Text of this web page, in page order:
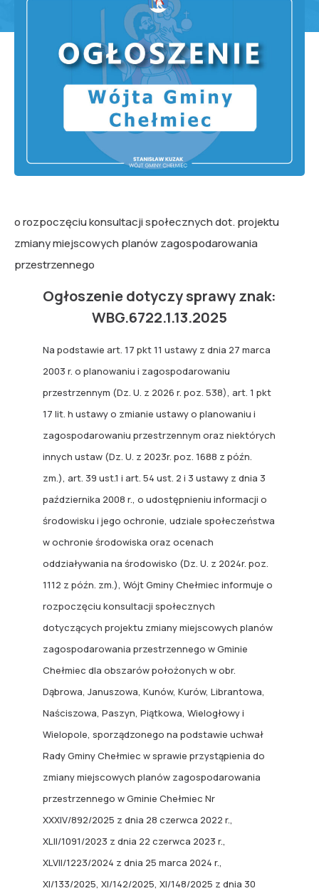
o rozpoczęciu konsultacji społecznych dot. projektu
zmiany miejscowych planów zagospodarowania
przestrzennego
Ogłoszenie dotyczy sprawy znak:
WBG.6722.1.13.2025
Na podstawie art. 17 pkt 11 ustawy z dnia 27 marca
2003 r. o planowaniu i zagospodarowaniu
przestrzennym (Dz. U. z 2026 r. poz. 538), art. 1 pkt
17 lit. h ustawy o zmianie ustawy o planowaniu i
zagospodarowaniu przestrzennym oraz niektórych
innych ustaw (Dz. U. z 2023r. poz. 1688 z późn.
zm.), art. 39 ust.1 i art. 54 ust. 2 i 3 ustawy z dnia 3
października 2008 r., o udostępnieniu informacji o
środowisku i jego ochronie, udziale społeczeństwa
w ochronie środowiska oraz ocenach
oddziaływania na środowisko (Dz. U. z 2024r. poz.
1112 z późn. zm.), Wójt Gminy Chełmiec informuje o
rozpoczęciu konsultacji społecznych
dotyczących projektu zmiany miejscowych planów
zagospodarowania przestrzennego w Gminie
Chełmiec dla obszarów położonych w obr.
Dąbrowa, Januszowa, Kunów, Kurów, Librantowa,
Naściszowa, Paszyn, Piątkowa, Wielogłowy i
Wielopole, sporządzonego na podstawie uchwał
Rady Gminy Chełmiec w sprawie przystąpienia do
zmiany miejscowych planów zagospodarowania
przestrzennego w Gminie Chełmiec Nr
XXXIV/892/2025 z dnia 28 czerwca 2022 r.,
XLII/1091/2023 z dnia 22 czerwca 2023 r.,
XLVII/1223/2024 z dnia 25 marca 2024 r.,
XI/133/2025, XI/142/2025, XI/148/2025 z dnia 30